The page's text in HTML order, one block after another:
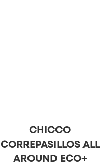
CHICCO
CORREPASILLOS ALL
AROUND ECO+